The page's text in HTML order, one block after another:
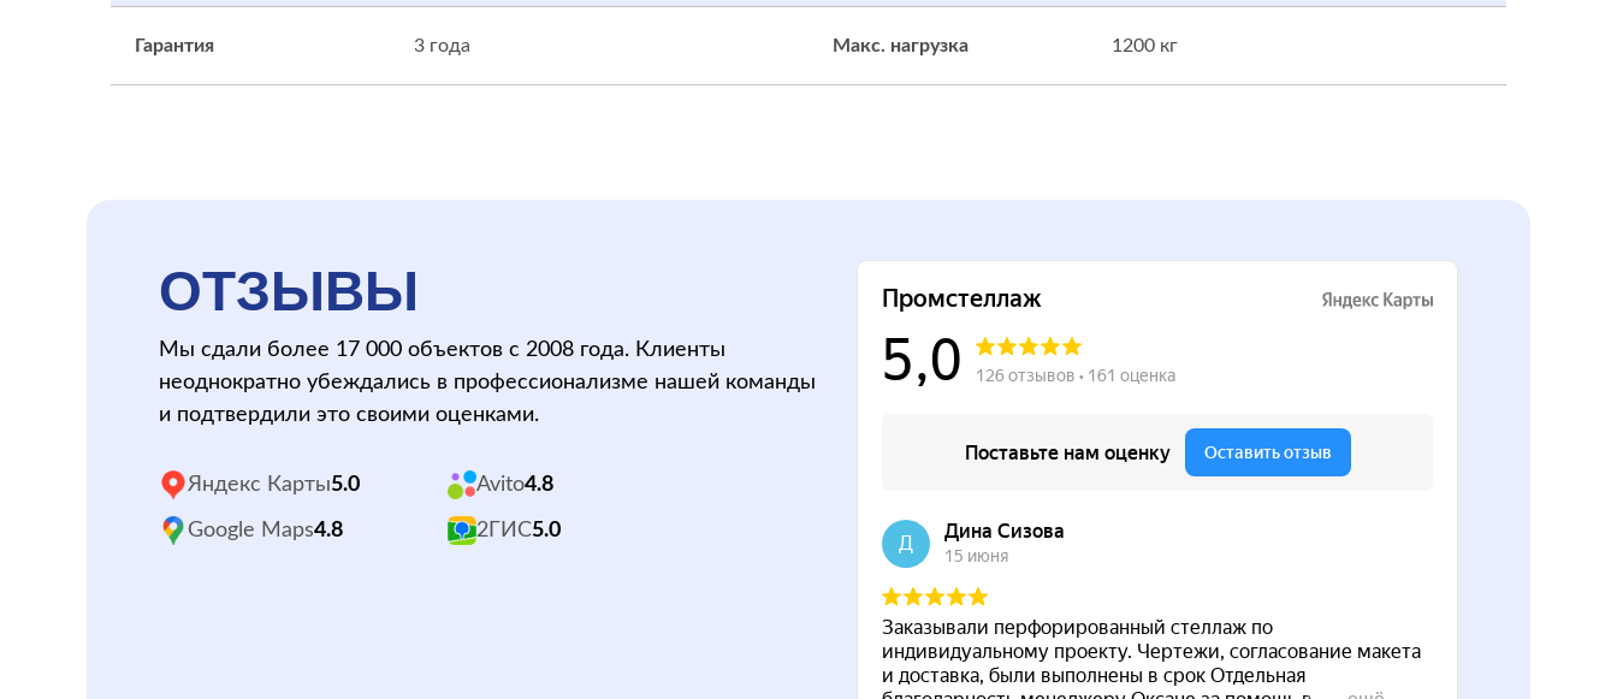
Гарантия 3 года Макс. нагрузка 1200 кг
ОТЗЫВЫ
Мы сдали более 17 000 объектов с 2008 года. Клиенты
неоднократно убеждались в профессионализме нашей команды
и подтвердили это своими оценками.
Яндекс Карты5.0 Avito4.8
Google Maps4.8 2ГИС5.0